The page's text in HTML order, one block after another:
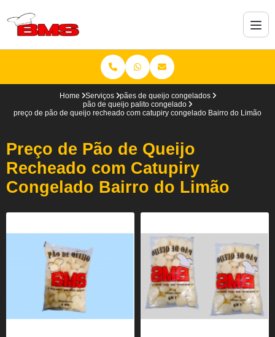
Home Serviços
pães de queijo congelados
pão de queijo palito congelado
preço de pão de queijo recheado com catupiry congelado Bairro do Limão
Preço de Pão de Queijo
Recheado com Catupiry
Congelado Bairro do Limão